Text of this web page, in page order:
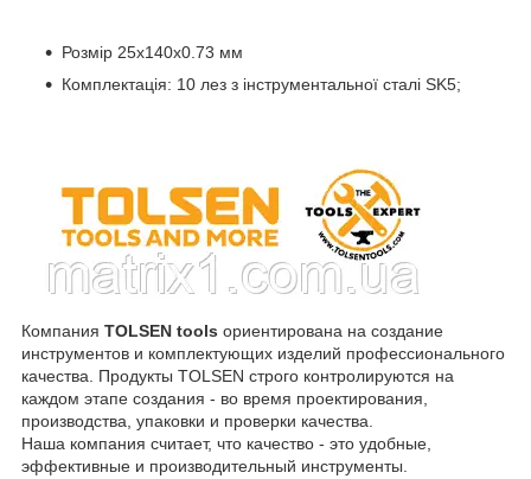
Розмір 25х140х0.73 мм
Комплектація: 10 лез з інструментальної сталі SK5;
Компания TOLSEN tools ориентирована на создание
инструментов и комплектующих изделий профессионального
качества. Продукты TOLSEN строго контролируются на
каждом этапе создания - во время проектирования,
производства, упаковки и проверки качества.
Наша компания считает, что качество - это удобные,
эффективные и производительный инструменты.